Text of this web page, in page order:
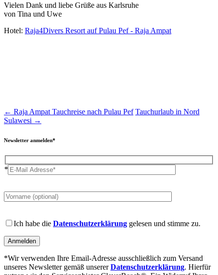
Vielen Dank und liebe Grüße aus Karlsruhe
von Tina und Uwe
Hotel: Raja4Divers Resort auf Pulau Pef - Raja Ampat
← Raja Ampat Tauchreise nach Pulau Pef Tauchurlaub in Nord
Sulawesi →
Newsletter anmelden*
*
leave
empty.
leave
field
Ich habe die Datenschutzerklärung gelesen und stimme zu.
*Wir verwenden Ihre Email-Adresse ausschließlich zum Versand
unseres Newsletter gemäß unsererDatenschutzerklärung. Hierfür